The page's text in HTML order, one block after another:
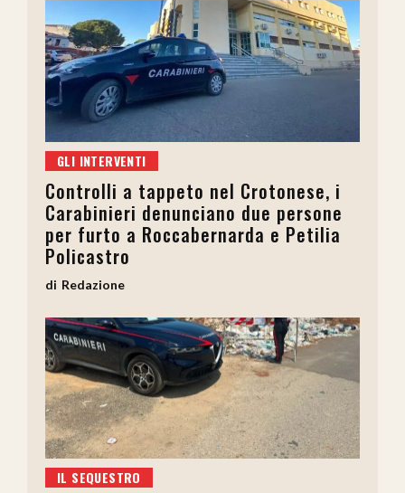
GLI INTERVENTI
Controlli a tappeto nel Crotonese, i
Carabinieri denunciano due persone
per furto a Roccabernarda e Petilia
Policastro
Redazione
IL SEQUESTRO